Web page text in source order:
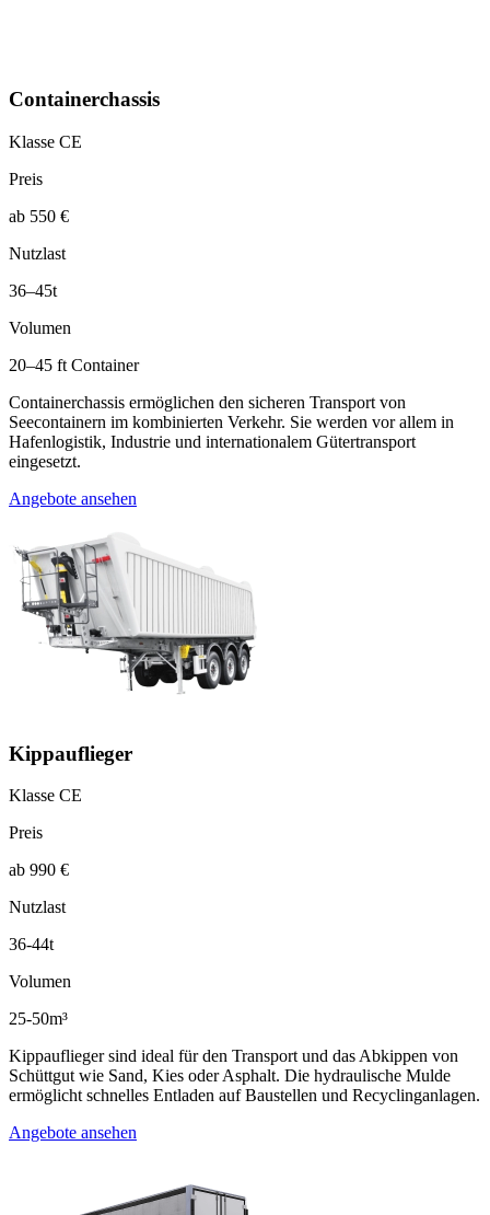
Containerchassis
Klasse CE
Preis
ab 550 €
Nutzlast
36–45t
Volumen
20–45 ft Container
Containerchassis ermöglichen den sicheren Transport von
Seecontainern im kombinierten Verkehr. Sie werden vor allem in
Hafenlogistik, Industrie und internationalem Gütertransport
eingesetzt.
Angebote ansehen
Kippauflieger
Klasse CE
Preis
ab 990 €
Nutzlast
36-44t
Volumen
25-50m³
Kippauflieger sind ideal für den Transport und das Abkippen von
Schüttgut wie Sand, Kies oder Asphalt. Die hydraulische Mulde
ermöglicht schnelles Entladen auf Baustellen und Recyclinganlagen.
Angebote ansehen